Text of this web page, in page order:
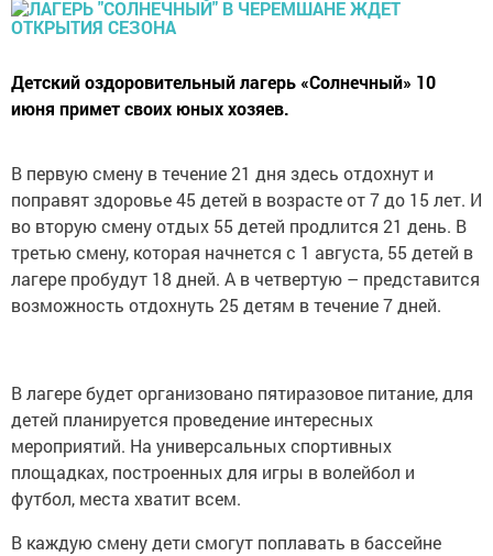
Детский оздоровительный лагерь «Солнечный» 10
июня примет своих юных хозяев.
В первую смену в течение 21 дня здесь отдохнут и
поправят здоровье 45 детей в возрасте от 7 до 15 лет. И
во вторую смену отдых 55 детей продлится 21 день. В
третью смену, которая начнется с 1 августа, 55 детей в
лагере пробудут 18 дней. А в четвертую – представится
возможность отдохнуть 25 детям в течение 7 дней.
В лагере будет организовано пятиразовое питание, для
детей планируется проведение интересных
мероприятий. На универсальных спортивных
площадках, построенных для игры в волейбол и
футбол, места хватит всем.
В каждую смену дети смогут поплавать в бассейне